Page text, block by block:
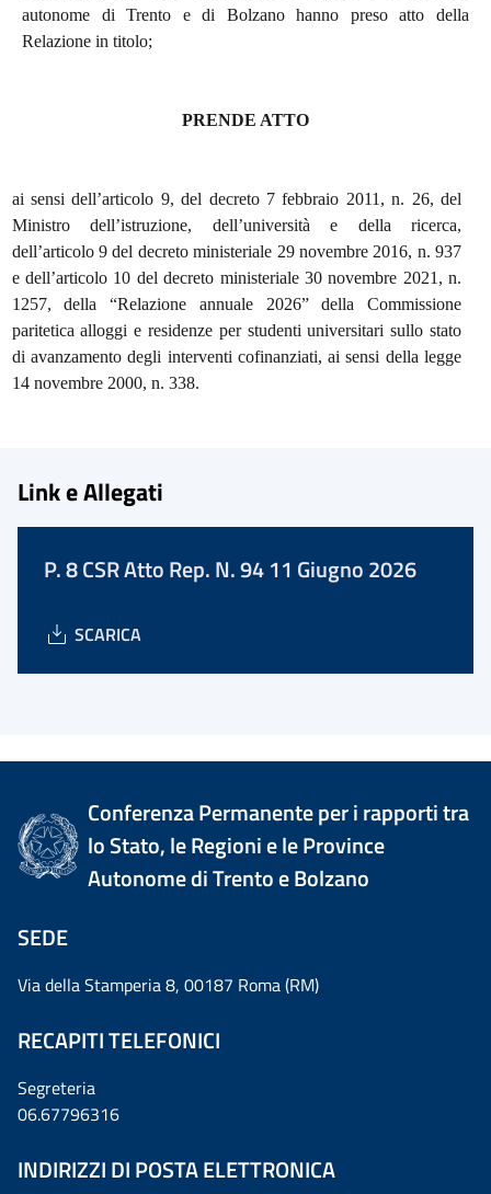
autonome di Trento e di Bolzano hanno preso atto della
Relazione in titolo;
PRENDE ATTO
ai sensi dell’articolo 9, del decreto 7 febbraio 2011, n. 26, del
Ministro dell’istruzione, dell’università e della ricerca,
dell’articolo 9 del decreto ministeriale 29 novembre 2016, n. 937
e dell’articolo 10 del decreto ministeriale 30 novembre 2021, n.
1257, della “Relazione annuale 2026” della Commissione
paritetica alloggi e residenze per studenti universitari sullo stato
di avanzamento degli interventi cofinanziati, ai sensi della legge
14 novembre 2000, n. 338.
Link e Allegati
P. 8 CSR Atto Rep. N. 94 11 Giugno 2026
SCARICA
Conferenza Permanente per i rapporti tra
lo Stato, le Regioni e le Province
Autonome di Trento e Bolzano
SEDE
Via della Stamperia 8, 00187 Roma (RM)
RECAPITI TELEFONICI
Segreteria
06.67796316
INDIRIZZI DI POSTA ELETTRONICA